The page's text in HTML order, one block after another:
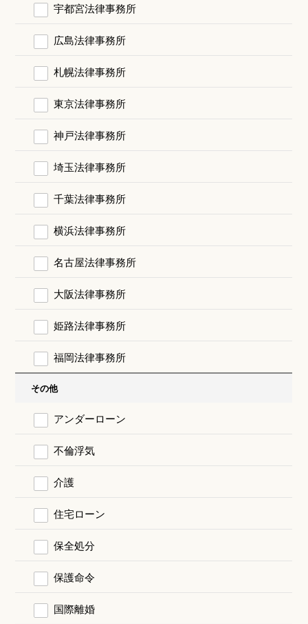
宇都宮法律事務所
広島法律事務所
札幌法律事務所
東京法律事務所
神戸法律事務所
埼玉法律事務所
千葉法律事務所
横浜法律事務所
名古屋法律事務所
大阪法律事務所
姫路法律事務所
福岡法律事務所
その他
アンダーローン
不倫浮気
介護
住宅ローン
保全処分
保護命令
国際離婚